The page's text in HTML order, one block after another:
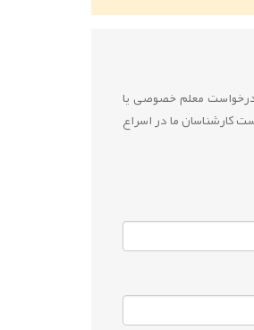
درخواست معلم خصوصی یا
کارشناسان ما در اسراع